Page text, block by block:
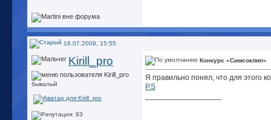
16.07.2009, 15:55
Kirill_pro
бывалый
Конкурс «Симсоклип»
Я правильно понял, что для этого
P.S